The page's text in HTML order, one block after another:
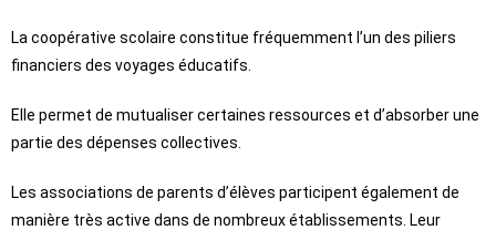
La coopérative scolaire constitue fréquemment l’un des piliers
financiers des voyages éducatifs.
Elle permet de mutualiser certaines ressources et d’absorber une
partie des dépenses collectives.
Les associations de parents d’élèves participent également de
manière très active dans de nombreux établissements. Leur